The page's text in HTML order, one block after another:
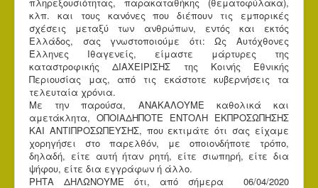
κλπ. και τους κανόνες που διέπουν τις εμπορικές
σχέσεις μεταξύ των ανθρώπων, εντός και εκτός
Ελλάδος, σας γνωστοποιούμε ότι: Ως Aυτόχθονες
Έλληνες Iθαγενείς, είμαστε μάρτυρες της
καταστροφικής ΔΙΑΧΕΙΡΙΣΗΣ της Κοινής Εθνικής
Περιουσίας μας, από τις εκάστοτε κυβερνήσεις τα
τελευταία χρόνια.
Με την παρούσα, ΑΝΑΚΑΛΟΥΜΕ καθολικά και
αμετάκλητα, ΟΠΟΙΑΔΗΠΟΤΕ ΕΝΤΟΛΗ ΕΚΠΡΟΣΩΠΗΣΗΣ
ΚΑΙ ΑΝΤΙΠΡΟΣΩΠΕΥΣΗΣ, που εκτιμάτε ότι σας είχαμε
χορηγήσει στο παρελθόν, με οποιονδήποτε τρόπο,
δηλαδή, είτε αυτή ήταν ρητή, είτε σιωπηρή, είτε δια
ψήφου, είτε δια εγγράφων ή άλλο.
ΡΗΤΑ ΔΗΛΩΝΟΥΜΕ ότι, από σήμερα 06/04/2020